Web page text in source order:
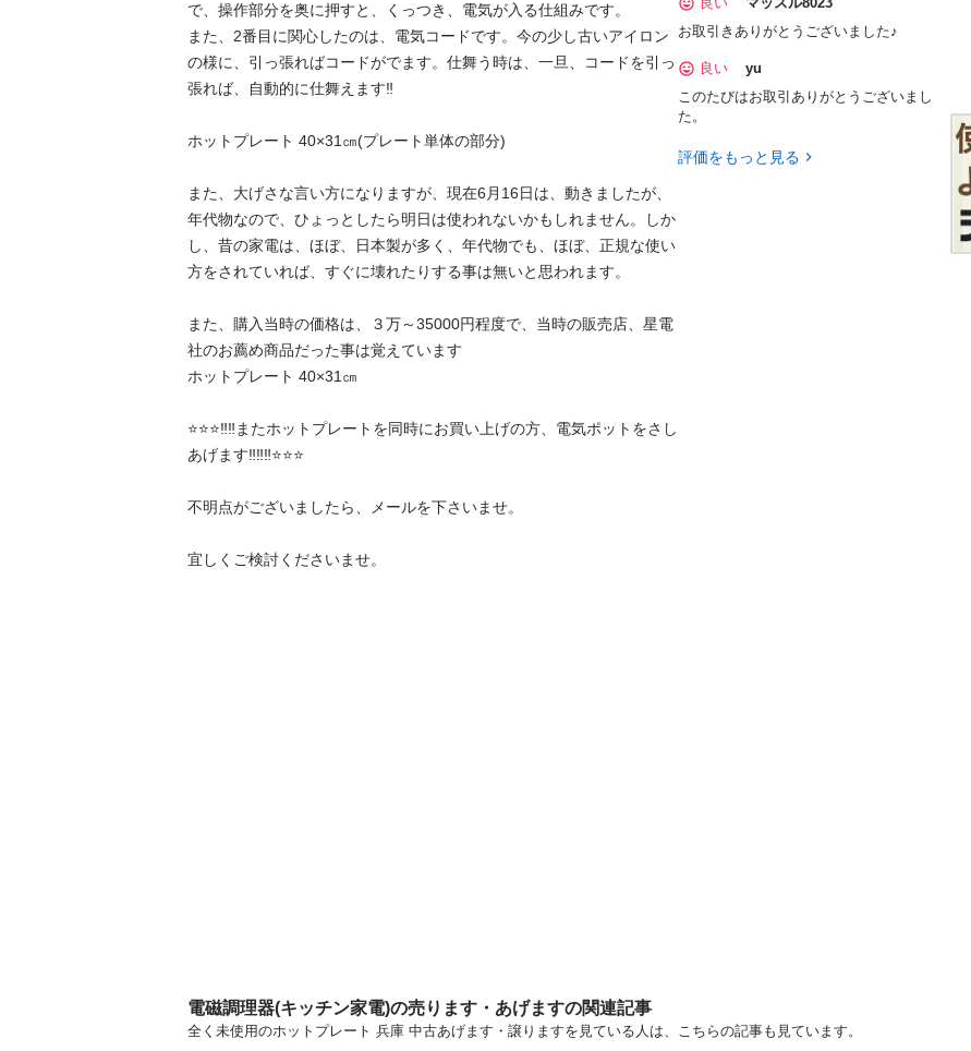
で、操作部分を奥に押すと、くっつき、電気が入る仕組みです。
また、2番目に関心したのは、電気コードです。今の少し古いアイロン
の様に、引っ張ればコードがでます。仕舞う時は、一旦、コードを引っ
張れば、自動的に仕舞えます‼️
ホットプレート 40×31㎝(プレート単体の部分)
また、大げさな言い方になりますが、現在6月16日は、動きましたが、
年代物なので、ひょっとしたら明日は使われないかもしれません。しか
し、昔の家電は、ほぼ、日本製が多く、年代物でも、ほぼ、正規な使い
方をされていれば、すぐに壊れたりする事は無いと思われます。
また、購入当時の価格は、３万～35000円程度で、当時の販売店、星電
社のお薦め商品だった事は覚えています
ホットプレート 40×31㎝
⭐⭐⭐‼️‼️またホットプレートを同時にお買い上げの方、電気ポットをさし
あげます‼️‼️‼️⭐⭐⭐
不明点がございましたら、メールを下さいませ。
宜しくご検討くださいませ。
お取引きありがとうございました♪
良い
yu
このたびはお取引ありがとうございまし
た。
評価をもっと見る
電磁調理器(キッチン家電)の売ります・あげますの関連記事
全く未使用のホットプレート 兵庫 中古あげます・譲りますを見ている人は、こちらの記事も見ています。